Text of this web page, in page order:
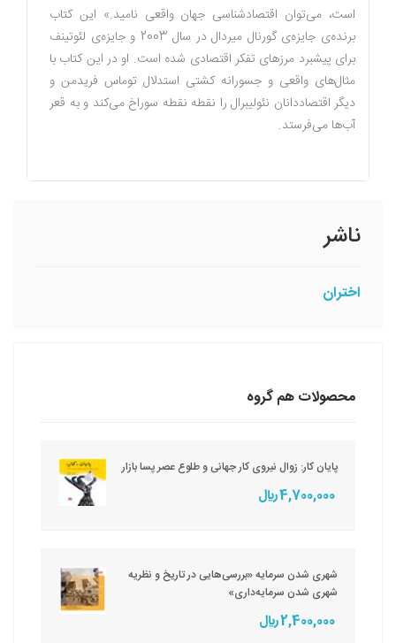
است، می‌توان اقتصادشناسی جهان واقعی نامید.» این کتاب
برنده‌ی جایزه‌ی گورنال میردال در سال 2003 و جایزه‌ی لئوتینف
برای پیشبرد مرزهای تفکر اقتصادی شده است. او در این کتاب با
مثال‌های واقعی و جسورانه کشتی استدلال توماس فریدمن و
دیگر اقتصاددانان نئولیبرال را نقطه نقطه سوراخ می‌کند و به قعر
آب‌ها می‌فرستد.
ناشر
اختران
محصولات هم گروه
پایان کار: زوال نیروی کار جهانی و طلوع عصر پسا بازار
4,700,000 ريال
شهری شدن سرمایه «بررسی‌هایی در تاریخ و نظریه
شهری شدن سرمایه‌داری»
2,400,000 ريال